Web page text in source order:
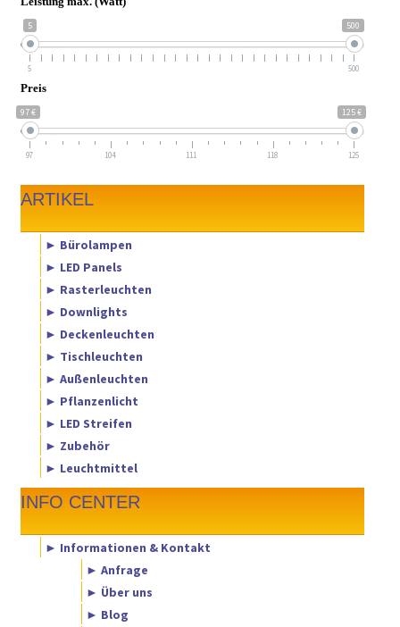
5 500
5 500
Preis
97 € 125 €
97 104 111 118 125
ARTIKEL
► Bürolampen
► LED Panels
► Rasterleuchten
► Downlights
► Deckenleuchten
► Tischleuchten
► Außenleuchten
► Pflanzenlicht
► LED Streifen
► Zubehör
► Leuchtmittel
INFO CENTER
► Informationen & Kontakt
► Anfrage
► Über uns
► Blog